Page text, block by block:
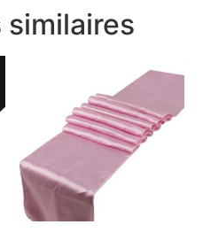
similaires